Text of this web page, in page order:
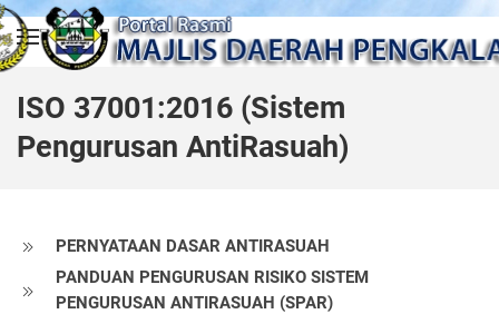
Skip to main content
ISO 37001:2016 (Sistem
Pengurusan AntiRasuah)
PERNYATAAN DASAR ANTIRASUAH
PANDUAN PENGURUSAN RISIKO SISTEM
PENGURUSAN ANTIRASUAH (SPAR)